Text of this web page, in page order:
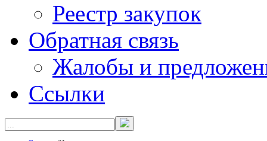
Реестр закупок
Обратная связь
Жалобы и
Ссылки